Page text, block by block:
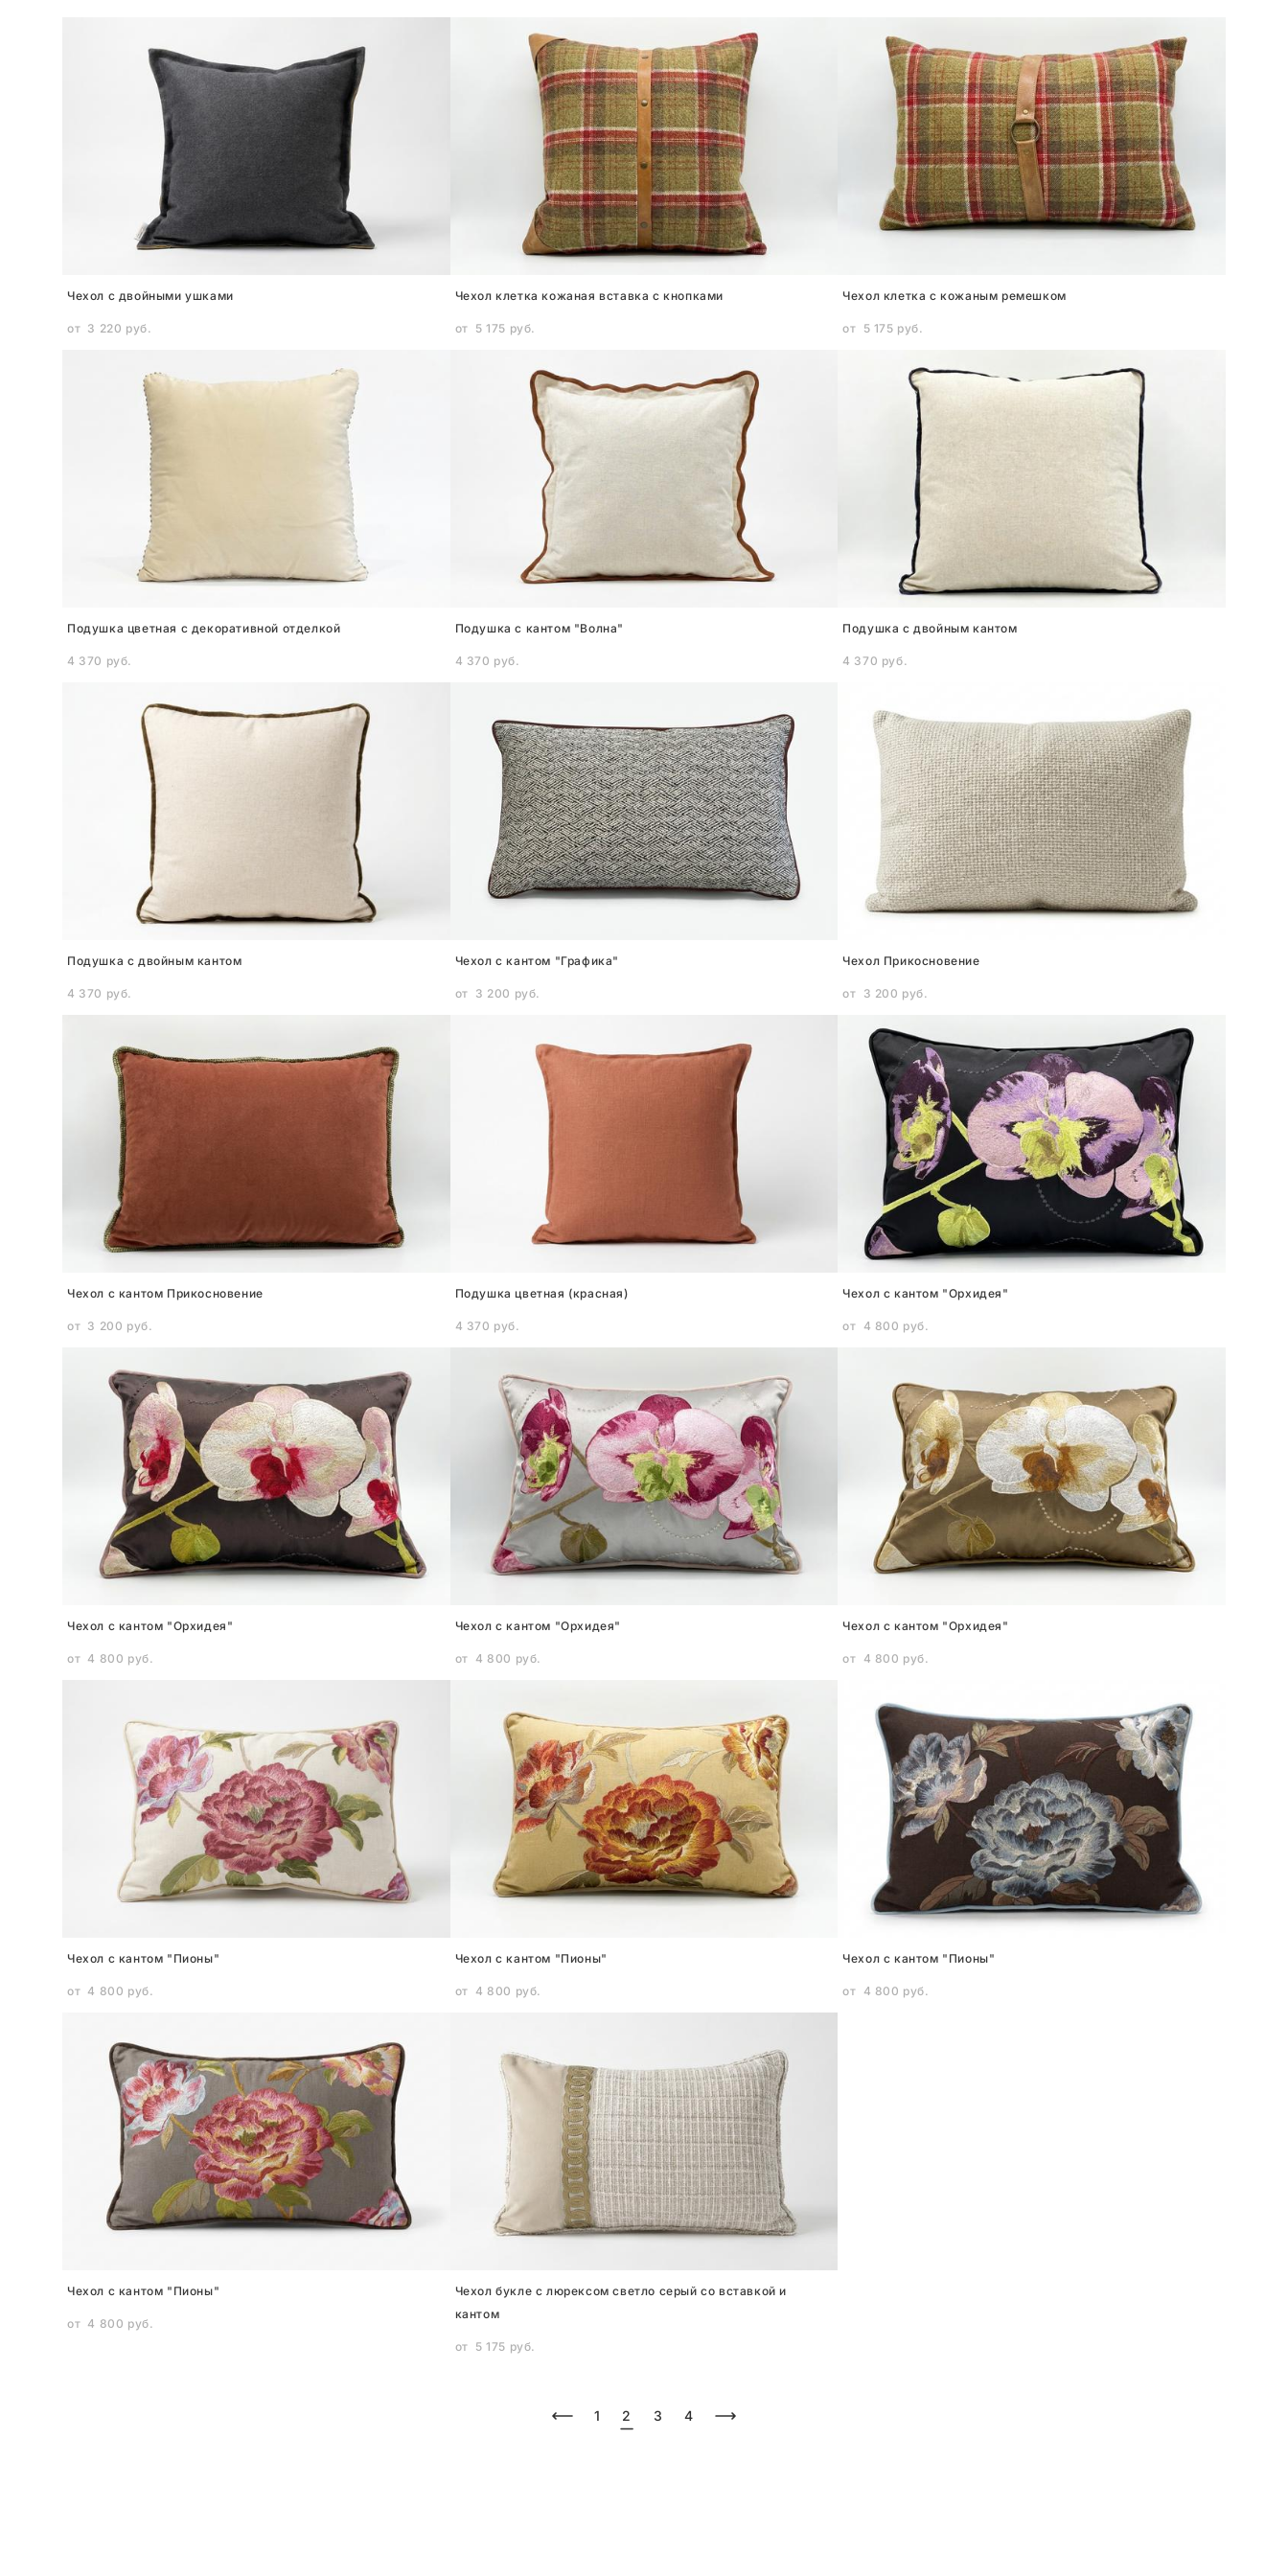
Чехол с двойными ушками
от 3 220 pуб.
Чехол клетка кожаная вставка с кнопками
от 5 175 pуб.
Чехол клетка с кожаным ремешком
от 5 175 pуб.
Подушка цветная с декоративной отделкой
4 370 pуб.
Подушка с кантом "Волна"
4 370 pуб.
Подушка с двойным кантом
4 370 pуб.
Подушка с двойным кантом
4 370 pуб.
Чехол с кантом "Графика"
от 3 200 pуб.
Чехол Прикосновение
от 3 200 pуб.
Чехол c кантом Прикосновение
от 3 200 pуб.
Подушка цветная (красная)
4 370 pуб.
Чехол с кантом "Орхидея"
от 4 800 pуб.
Чехол с кантом "Орхидея"
от 4 800 pуб.
Чехол с кантом "Орхидея"
от 4 800 pуб.
Чехол с кантом "Орхидея"
от 4 800 pуб.
Чехол с кантом "Пионы"
от 4 800 pуб.
Чехол с кантом "Пионы"
от 4 800 pуб.
Чехол с кантом "Пионы"
от 4 800 pуб.
Чехол с кантом "Пионы"
от 4 800 pуб.
Чехол букле с люрексом светло серый со вставкой и
кантом
от 5 175 pуб.
1 2 3 4